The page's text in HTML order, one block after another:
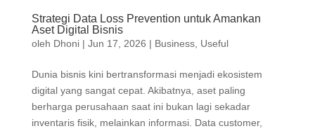
Strategi Data Loss Prevention untuk Amankan
Aset Digital Bisnis
oleh Dhoni| Jun 17, 2026 | Business, Useful
Dunia bisnis kini bertransformasi menjadi ekosistem
digital yang sangat cepat. Akibatnya, aset paling
berharga perusahaan saat ini bukan lagi sekadar
inventaris fisik, melainkan informasi. Data customer,